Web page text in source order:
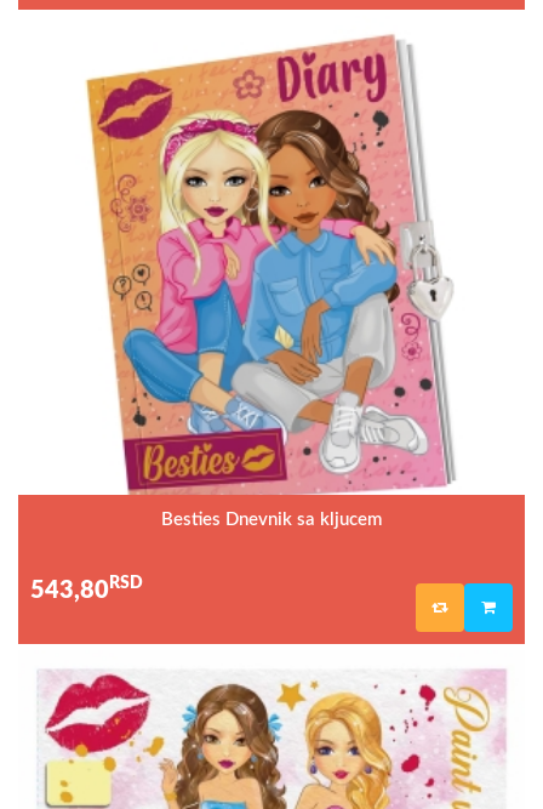
Besties Dnevnik sa kljucem
543,80 RSD